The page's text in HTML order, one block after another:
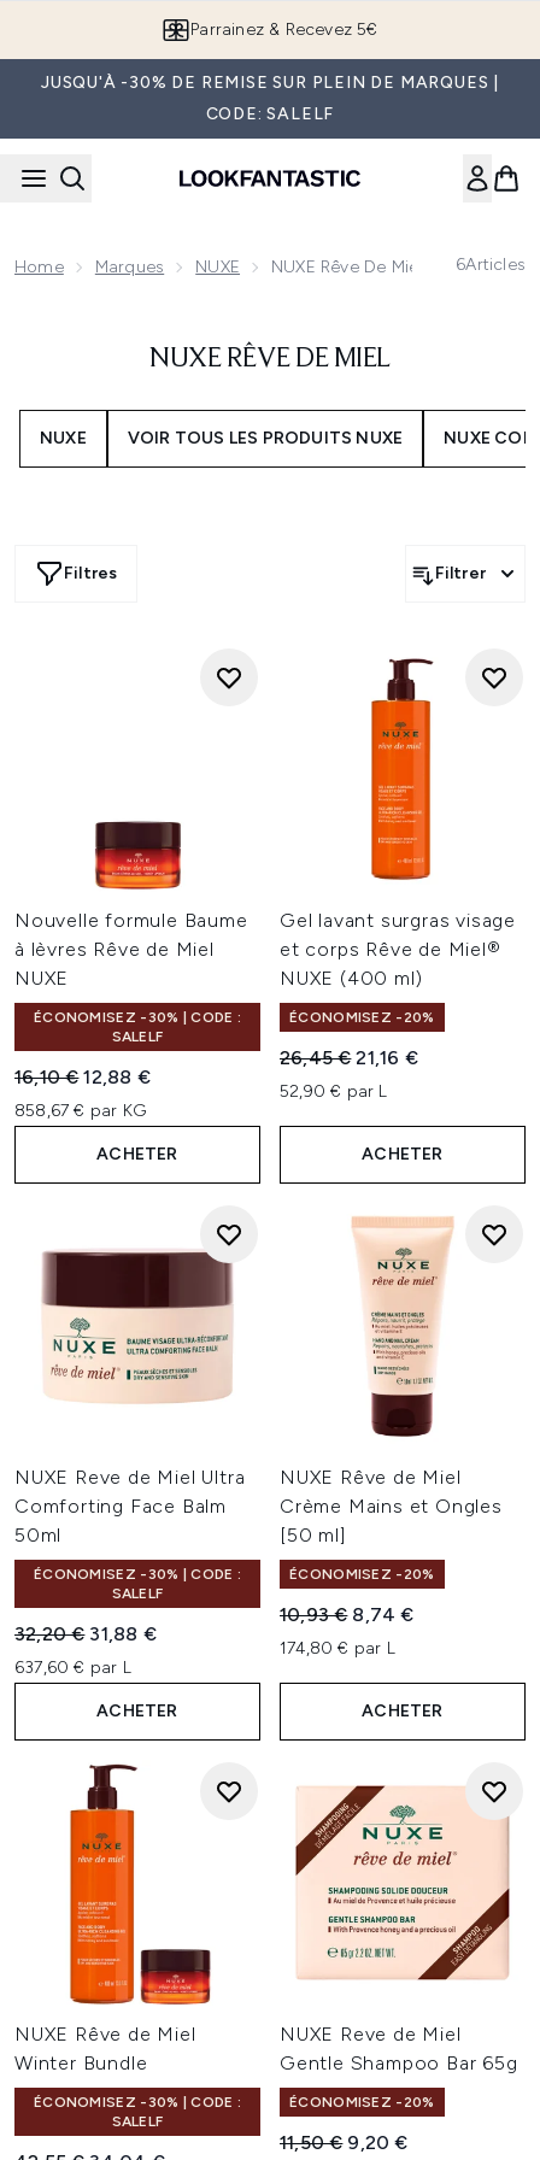
Parrainez & Recevez 5€
JUSQU'À -30% DE REMISE SUR PLEIN DE MARQUES |
CODE: SALELF
Home Marques NUXE NUXE Rêve De Miel 6Articles
NUXE RÊVE DE MIEL
NUXE VOIR TOUS LES PRODUITS NUXE NUXE
Filtres Filtrer
Nouvelle formule Baume
à lèvres Rêve de Miel
NUXE
ÉCONOMISEZ -30% | CODE :
SALELF
Prix de vente :
16,10 €Prix ​​actuel :
12,88 €
858,67 € par KG
ACHETER
Gel lavant surgras visage
et corps Rêve de Miel®
NUXE (400 ml)
ÉCONOMISEZ -20%
Prix de vente :
26,45 €Prix ​​actuel :
21,16 €
52,90 € par L
ACHETER
NUXE Reve de Miel Ultra
Comforting Face Balm
50ml
ÉCONOMISEZ -30% | CODE :
SALELF
Prix de vente :
32,20 € Prix ​​actuel :
31,88 €
637,60 € par L
ACHETER
NUXE Rêve de Miel
Crème Mains et Ongles
[50 ml]
ÉCONOMISEZ -20%
Prix de vente :
10,93 € Prix ​​actuel :
8,74 €
174,80 € par L
ACHETER
NUXE Rêve de Miel
Winter Bundle
ÉCONOMISEZ -30% | CODE :
SALELF
NUXE Reve de Miel
Gentle Shampoo Bar 65g
ÉCONOMISEZ -20%
Prix de vente :
11,50 € Prix ​​actuel :
9,20 €